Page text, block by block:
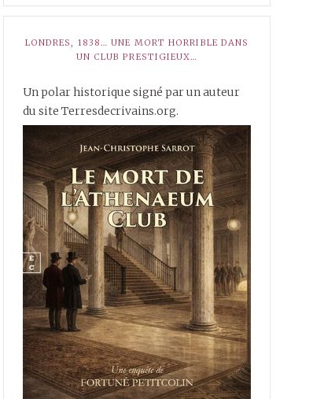
LONDRES, 1838… UNE MORT HORRIBLE DANS
UN CLUB PRESTIGIEUX…
Un polar historique signé par un auteur
du site Terresdecrivains.org.